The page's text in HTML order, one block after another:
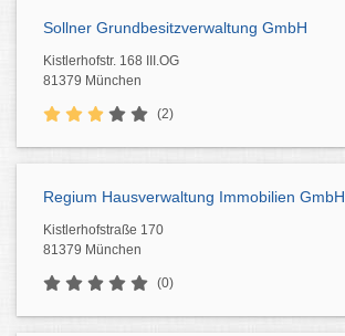
Sollner Grundbesitzverwaltung GmbH
Kistlerhofstr. 168 III.OG
81379 München
(2)
Regium Hausverwaltung Immobilien GmbH
Kistlerhofstraße 170
81379 München
(0)